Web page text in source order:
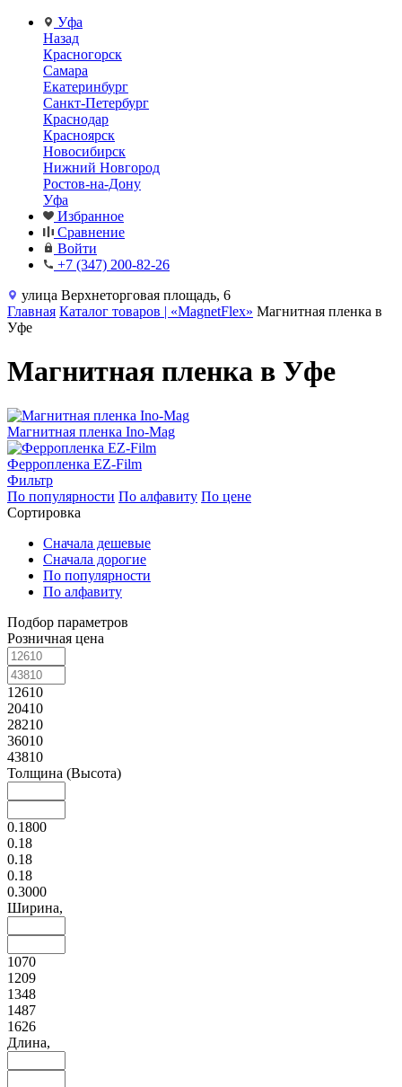
Уфа
Назад
Красногорск
Самара
Екатеринбург
Санкт-Петербург
Краснодар
Красноярск
Новосибирск
Нижний Новгород
Ростов-на-Дону
Уфа
Избранное
Сравнение
Войти
+7 (347) 200-82-26
улица Верхнеторговая площадь, 6
Главная Каталог товаров | «MagnetFlex» Магнитная пленка в
Уфе
Магнитная пленка в Уфе
Магнитная пленка Ino-Mag
Ферропленка EZ-Film
Фильтр
По популярности По алфавиту По цене
Сортировка
Сначала дешевые
Сначала дорогие
По популярности
По алфавиту
Подбор параметров
Розничная цена
12610
20410
28210
36010
43810
Толщина (Высота)
0.1800
0.18
0.18
0.18
0.3000
Ширина,
1070
1209
1348
1487
1626
Длина,